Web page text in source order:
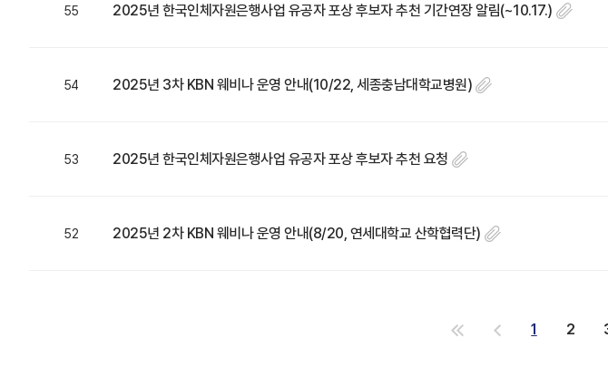
55 2025년 한국인체자원은행사업 유공자 포상 후보자 추천 기간연장 알림(~10.17.)
54 2025년 3차 KBN 웨비나 운영 안내(10/22, 세종충남대학교병원)
53 2025년 한국인체자원은행사업 유공자 포상 후보자 추천 요청
52 2025년 2차 KBN 웨비나 운영 안내(8/20, 연세대학교 산학협력단)
1 2